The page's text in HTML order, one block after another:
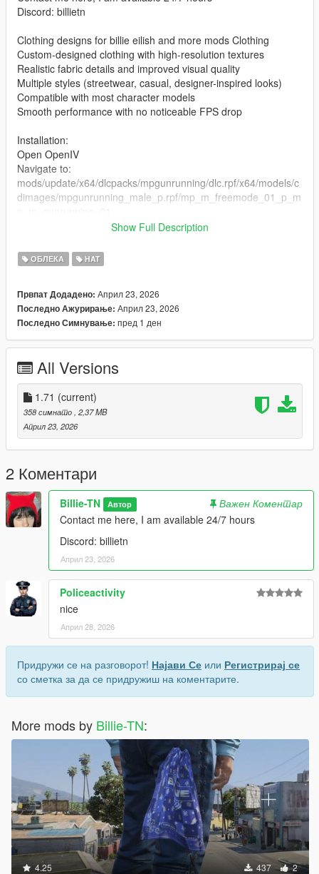
Discord: billietn
Clothing designs for billie eilish and more mods Clothing
Custom-designed clothing with high-resolution textures
Realistic fabric details and improved visual quality
Multiple styles (streetwear, casual, designer-inspired looks)
Compatible with most character models
Smooth performance with no noticeable FPS drop
Installation:
Open OpenIV
Navigate to:
mods/update/x64/dlcpacks/mpgunrunning/dlc.rpf/x64/models/c
dimages/mpgunrunning_male_p.rpf/mp_m_freemode_01_p_m
Enable Edit Mode
Launch the game and enjoy
Show Full Description
ОБЛЕКА HAT
Првпат Додадено: Април 23, 2026
Последно Ажурирање: Април 23, 2026
Последно Симнување: пред 1 ден
All Versions
1.71 (current)
358 симнато , 2,37 MB
Април 23, 2026
2 Коментари
Billie-TN Автор
Важен Коментар
Contact me here, I am available 24/7 hours
Discord: billietn
Април 23, 2026
Policeactivity
nice
Април 28, 2026
Придружи се на разговорот! Најави Се или Регистрирај се
со сметка за да се придружиш на коментарите.
More mods by Billie-TN:
4.25 437 2